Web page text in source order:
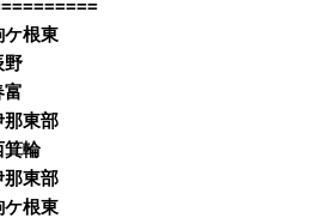
根東
東部
輪
那東部
根東